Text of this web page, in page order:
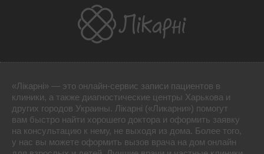
«Лікарні» — это онлайн-сервис записи пациентов в
клиники, а также диагностические центры Харькова и
других городов Украины. Лікарні («Ликарни») помогут
вам быстро найти хорошего доктора и оформить заявку
на консультацию к нему, не выходя из дома. Более того,
у нас вы можете оформить вызов врача на дом онлайн